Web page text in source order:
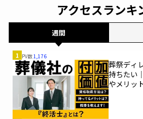
アクセスランキ
週間
1 PV数1,176
葬祭ディ
持ちたい
やメリッ